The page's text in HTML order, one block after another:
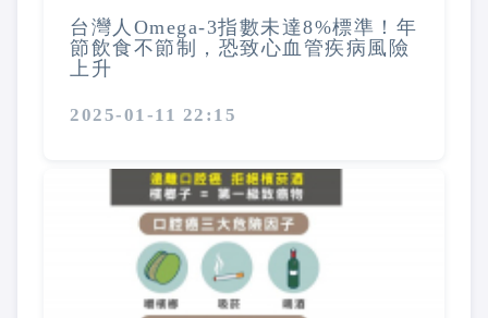
台灣人Omega-3指數未達8%標準！年
節飲食不節制，恐致心血管疾病風險
上升
2025-01-11 22:15